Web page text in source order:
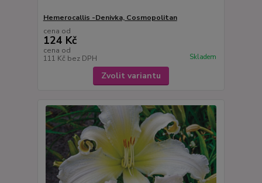
Hemerocallis -Denivka, Cosmopolitan
cena od
124 Kč
cena od
111 Kč bez DPH Skladem
Zvolit variantu